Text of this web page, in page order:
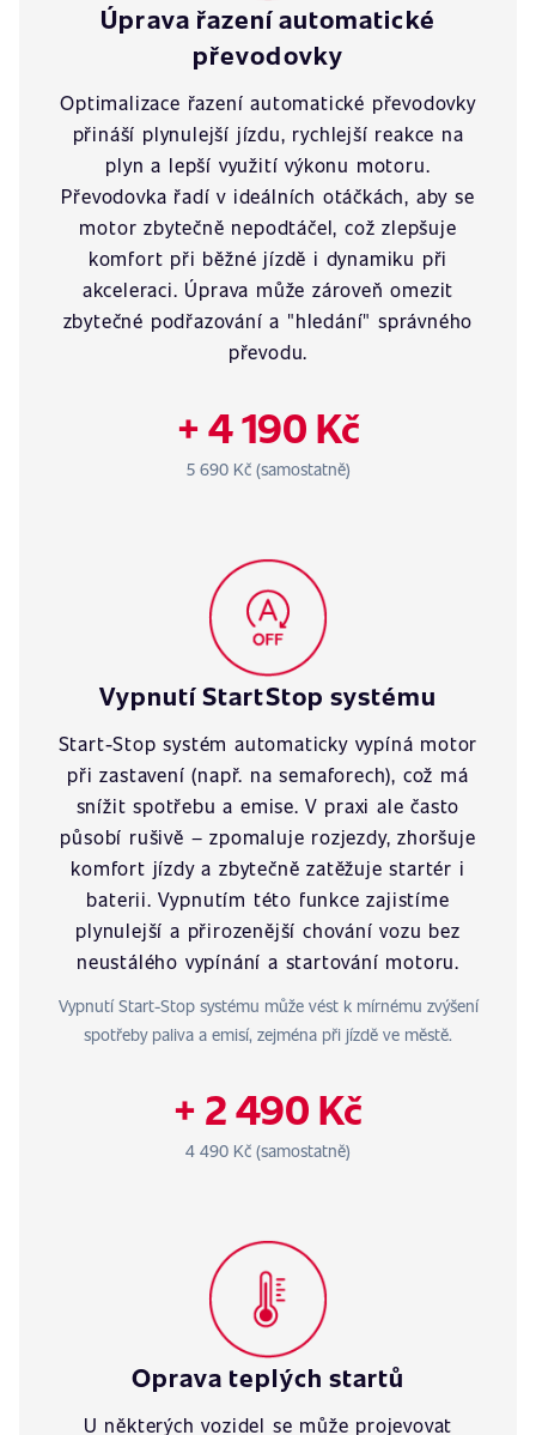
Úprava řazení automatické
převodovky
Optimalizace řazení automatické převodovky
přináší plynulejší jízdu, rychlejší reakce na
plyn a lepší využití výkonu motoru.
Převodovka řadí v ideálních otáčkách, aby se
motor zbytečně nepodtáčel, což zlepšuje
komfort při běžné jízdě i dynamiku při
akceleraci. Úprava může zároveň omezit
zbytečné podřazování a "hledání" správného
převodu.
+ 4 190 Kč
5 690 Kč (samostatně)
Vypnutí StartStop systému
Start-Stop systém automaticky vypíná motor
při zastavení (např. na semaforech), což má
snížit spotřebu a emise. V praxi ale často
působí rušivě – zpomaluje rozjezdy, zhoršuje
komfort jízdy a zbytečně zatěžuje startér i
baterii. Vypnutím této funkce zajistíme
plynulejší a přirozenější chování vozu bez
neustálého vypínání a startování motoru.
Vypnutí Start-Stop systému může vést k mírnému zvýšení
spotřeby paliva a emisí, zejména při jízdě ve městě.
+ 2 490 Kč
4 490 Kč (samostatně)
Oprava teplých startů
U některých vozidel se může projevovat